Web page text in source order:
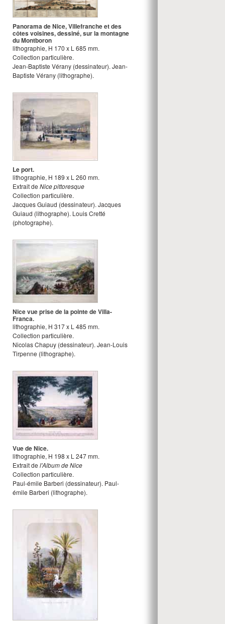
Panorama de Nice, Villefranche et des
côtes voisines, dessiné, sur la montagne
du Montboron
lithographie, H 170 x L 685 mm.
Collection particulière.
Jean-Baptiste Vérany (dessinateur). Jean-
Baptiste Vérany (lithographe).
Le port.
lithographie, H 189 x L 260 mm.
Extrait de Nice pittoresque
Collection particulière.
Jacques Guiaud (dessinateur). Jacques
Guiaud (lithographe). Louis Cretté
(photographe).
Nice vue prise de la pointe de Villa-
Franca.
lithographie, H 317x L 485 mm.
Collection particulière.
Nicolas Chapuy (dessinateur). Jean-Louis
Tirpenne (lithographe).
Vue de Nice.
lithographie, H 198 x L 247mm.
Extrait de l'Album de Nice
Collection particulière.
Paul-émile Barberi (dessinateur). Paul-
émile Barberi (lithographe).